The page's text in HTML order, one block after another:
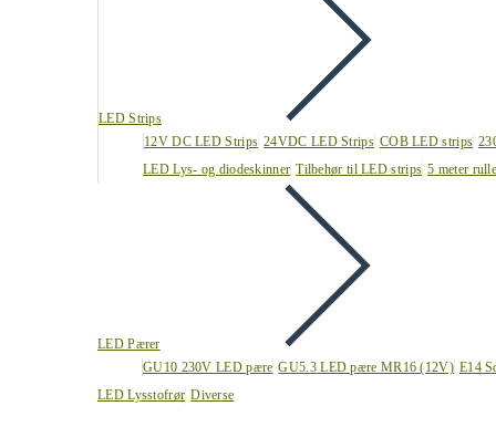
LED Strips
12V DC LED Strips 24VDC LED Strips COB LED strips
LED Lys- og diodeskinner Tilbehør til LED strips 5 meter
LED Pærer
GU10 230V LED pære GU5.3 LED pære MR16 (12V) E14
LED Lysstofrør Diverse